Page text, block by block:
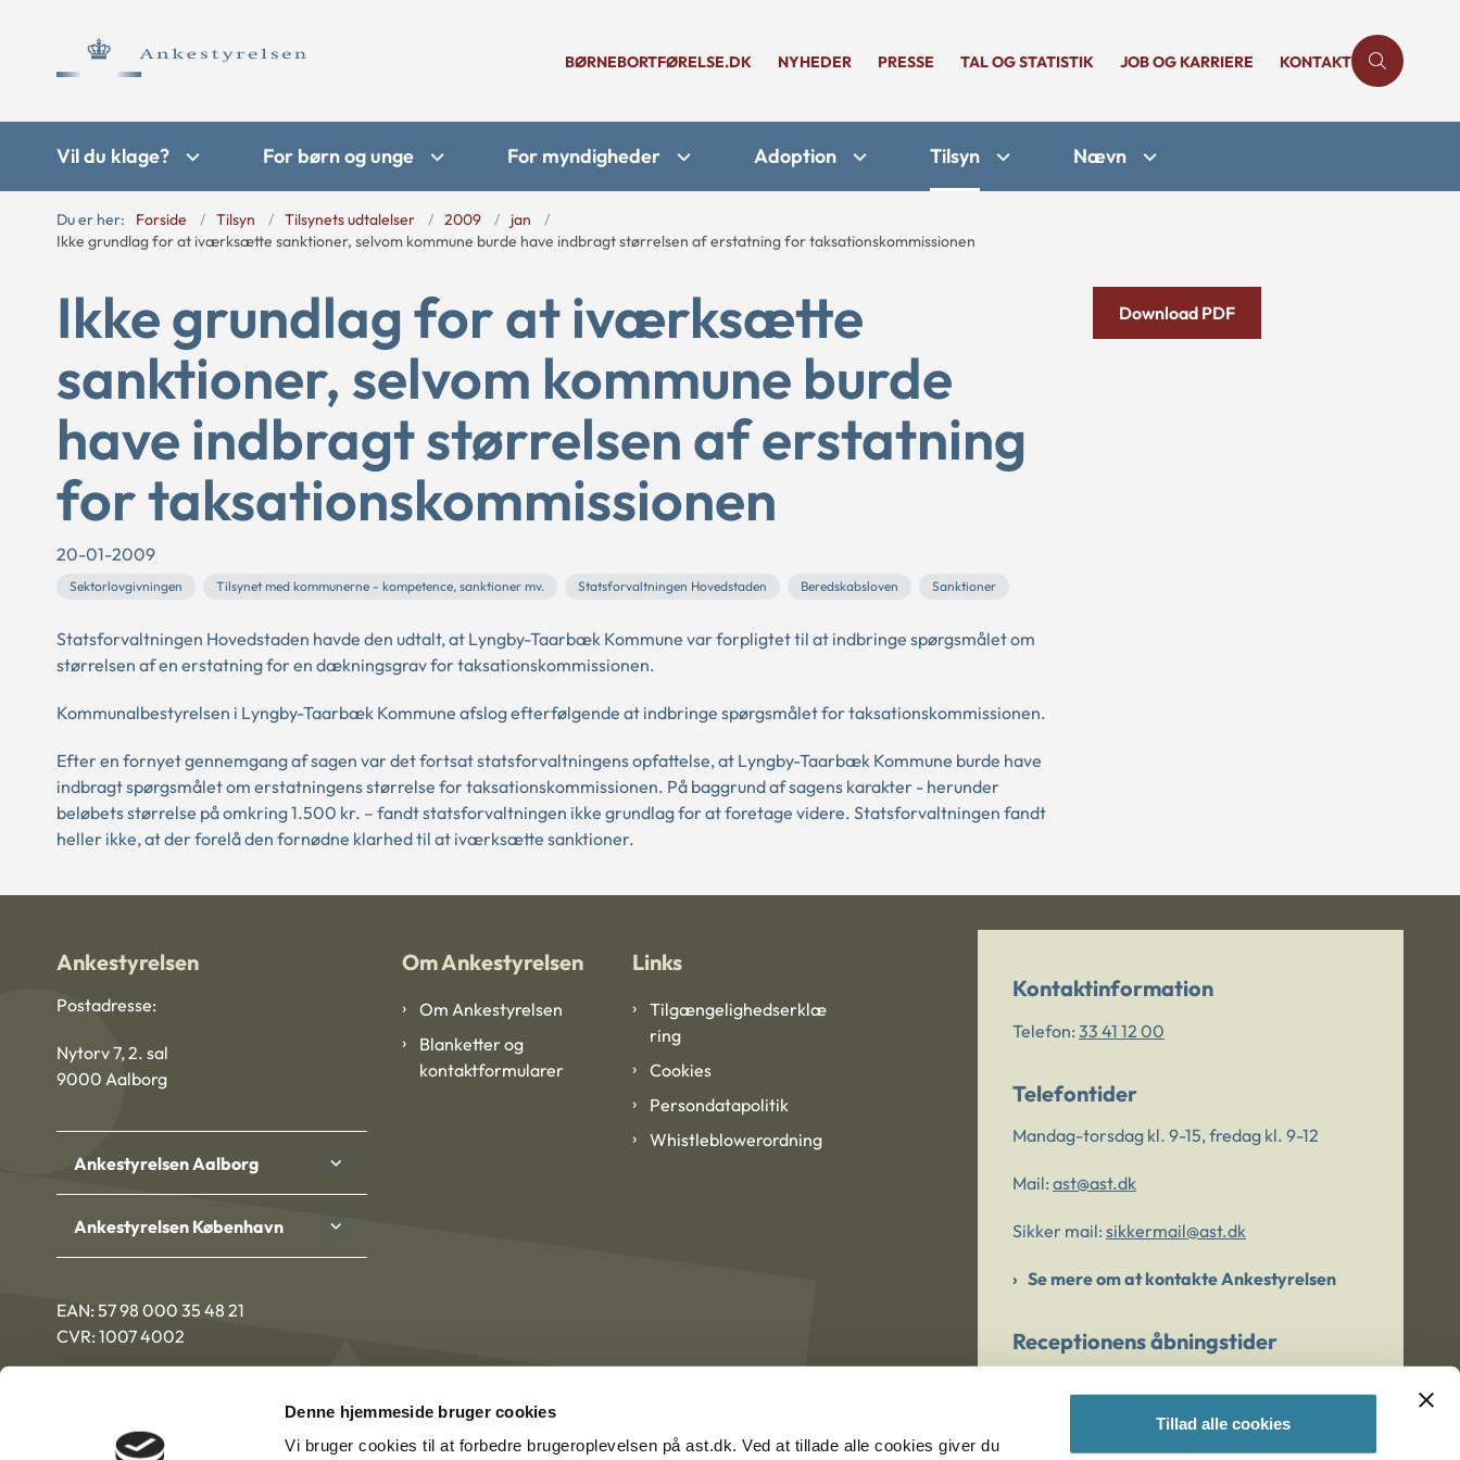
Denne hjemmeside bruger cookies
Vi bruger cookies til at forbedre brugeroplevelsen på ast.dk. Ved at tillade alle cookies giver du
Tillad alle cookies
BØRNEBORTFØRELSE.DK NYHEDER PRESSE TAL OG STATISTIK JOB OG KARRIERE KONTAKT
Vil du klage? For børn og unge For myndigheder Adoption Tilsyn Nævn
Du er her: Forside Tilsyn Tilsynets udtalelser 2009
jan
Ikke grundlag for at iværksætte sanktioner, selvom kommune burde have indbragt størrelsen af erstatning for taksationskommissionen
Ikke grundlag for at iværksætte
sanktioner, selvom kommune burde
have indbragt størrelsen af erstatning
for taksationskommissionen
20-01-2009
Sektorlovgivningen Tilsynet med kommunerne - kompetence, sanktioner mv. Statsforvaltningen Hovedstaden Beredskabsloven Sanktioner
Statsforvaltningen Hovedstaden havde den udtalt, at Lyngby-Taarbæk Kommune var forpligtet til at indbringe spørgsmålet om
størrelsen af en erstatning for en dækningsgrav for taksationskommissionen.
Kommunalbestyrelsen i Lyngby-Taarbæk Kommune afslog efterfølgende at indbringe spørgsmålet for taksationskommissionen.
Efter en fornyet gennemgang af sagen var det fortsat statsforvaltningens opfattelse, at Lyngby-Taarbæk Kommune burde have
indbragt spørgsmålet om erstatningens størrelse for taksationskommissionen. På baggrund af sagens karakter - herunder
beløbets størrelse på omkring 1.500 kr. – fandt statsforvaltningen ikke grundlag for at foretage videre. Statsforvaltningen fandt
heller ikke, at der forelå den fornødne klarhed til at iværksætte sanktioner.
Download PDF
Ankestyrelsen
Postadresse:
Nytorv 7, 2. sal
9000 Aalborg
Ankestyrelsen Aalborg
Ankestyrelsen København
EAN: 57 98 000 35 48 21
CVR: 1007 4002
Om Ankestyrelsen
Om Ankestyrelsen
Blanketter og
kontaktformularer
Links
Tilgængelighedserklæ
ring
Cookies
Persondatapolitik
Whistleblowerordning
Kontaktinformation
Telefon: 33 41 12 00
Telefontider
Mandag-torsdag kl. 9-15, fredag kl. 9-12
Mail: ast@ast.dk
Sikker mail: sikkermail@ast.dk
Se mere om at kontakte Ankestyrelsen
Receptionens åbningstider